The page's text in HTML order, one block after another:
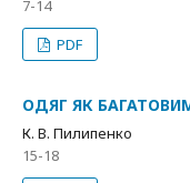
7-14
PDF
ОДЯГ ЯК
К. В. Пилипенко
15-18